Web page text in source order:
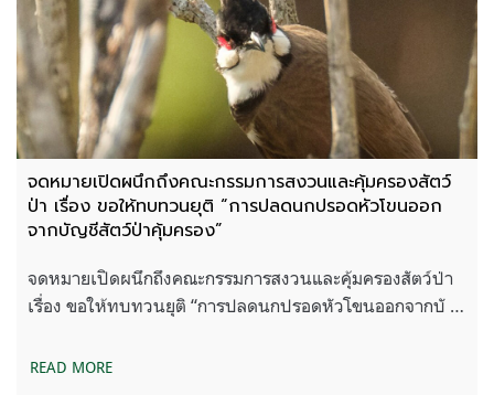
จดหมายเปิดผนึกถึงคณะกรรมการสงวนและคุ้มครองสัตว์
ป่า เรื่อง ขอให้ทบทวนยุติ “การปลดนกปรอดหัวโขนออก
จากบัญชีสัตว์ป่าคุ้มครอง”
จดหมายเปิดผนึกถึงคณะกรรมการสงวนและคุ้มครองสัตว์ป่า
เรื่อง ขอให้ทบทวนยุติ “การปลดนกปรอดหัวโขนออกจากบั …
READ MORE